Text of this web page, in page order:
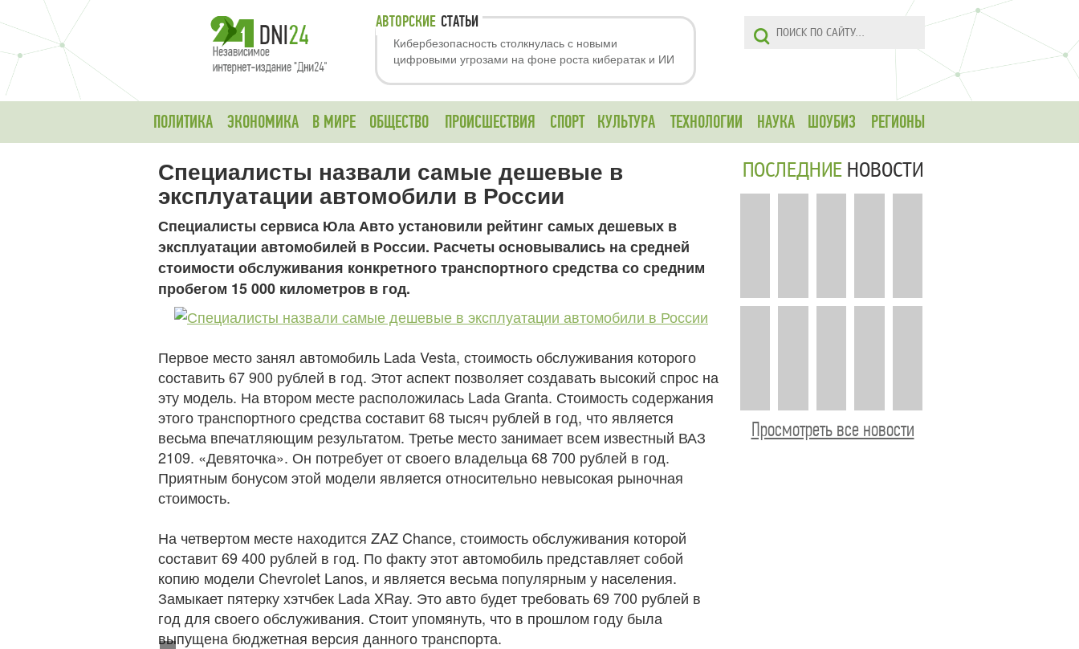
АВТОРСКИЕ СТАТЬИ
Кибербезопасность столкнулась с новыми
цифровыми угрозами на фоне роста кибератак и ИИ
ПОЛИТИКА ЭКОНОМИКА В МИРЕ ОБЩЕСТВО ПРОИСШЕСТВИЯ СПОРТ КУЛЬТУРА ТЕХНОЛОГИИ НАУКА ШОУБИЗ РЕГИОНЫ
Специалисты назвали самые дешевые в
эксплуатации автомобили в России
Специалисты сервиса Юла Авто установили рейтинг самых дешевых в
эксплуатации автомобилей в России. Расчеты основывались на средней
стоимости обслуживания конкретного транспортного средства со средним
пробегом 15 000 километров в год.
Первое место занял автомобиль Lada Vesta, стоимость обслуживания которого
составить 67 900 рублей в год. Этот аспект позволяет создавать высокий спрос на
эту модель. На втором месте расположилась Lada Granta. Стоимость содержания
этого транспортного средства составит 68 тысяч рублей в год, что является
весьма впечатляющим результатом. Третье место занимает всем известный ВАЗ
2109. «Девяточка». Он потребует от своего владельца 68 700 рублей в год.
Приятным бонусом этой модели является относительно невысокая рыночная
стоимость.
На четвертом месте находится ZAZ Chance, стоимость обслуживания которой
составит 69 400 рублей в год. По факту этот автомобиль представляет собой
копию модели Chevrolet Lanos, и является весьма популярным у населения.
Замыкает пятерку хэтчбек Lada XRay. Это авто будет требовать 69 700 рублей в
год для своего обслуживания. Стоит упомянуть, что в прошлом году была
выпущена бюджетная версия данного транспорта.
ПОСЛЕДНИЕ НОВОСТИ
Просмотреть все новости